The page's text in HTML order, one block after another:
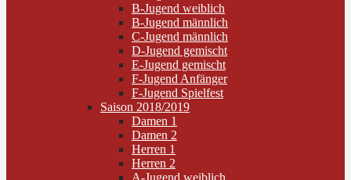
B-Jugend weiblich
B-Jugend männlich
C-Jugend männlich
D-Jugend gemischt
E-Jugend gemischt
F-Jugend Anfänger
F-Jugend Spielfest
Saison 2018/2019
Damen 1
Damen 2
Herren 1
Herren 2
A-Jugend weiblich